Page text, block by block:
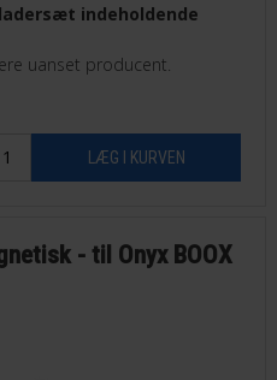
indeholdende
uanset producent.
- til Onyx BOOX